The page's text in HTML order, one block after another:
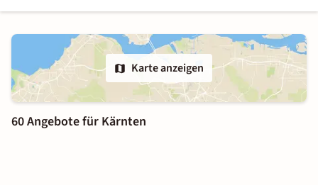
Karte anzeigen
60 Angebote für Kärnten